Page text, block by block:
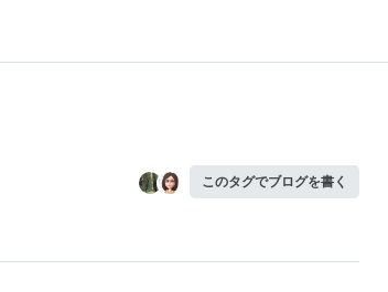
このタグでブログを書く